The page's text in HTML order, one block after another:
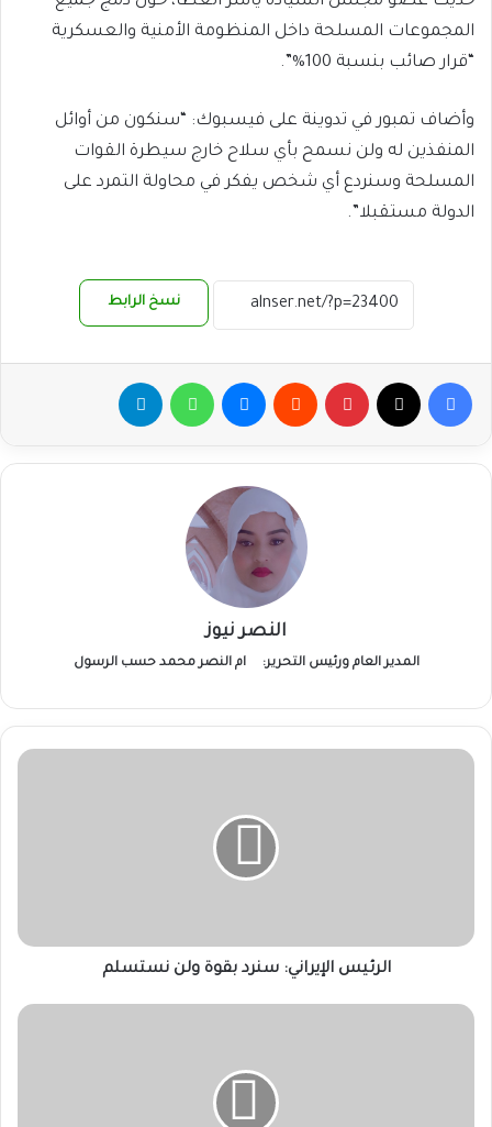
المجموعات المسلحة داخل المنظومة الأمنية والعسكرية
“قرار صائب بنسبة 100%”.
وأضاف تمبور في تدوينة على فيسبوك: “سنكون من أوائل
المنفذين له ولن نسمح بأي سلاح خارج سيطرة القوات
المسلحة وسنردع أي شخص يفكر في محاولة التمرد على
الدولة مستقبلا”.
نسخ الرابط
فيسبوك بينتيريست ماسنجر واتساب
النصر نيوز
المدير العام ورئيس التحرير: ام النصر محمد حسب الرسول
الرئيس
الرئيس الإيراني: سنرد بقوة ولن نستسلم
غارات